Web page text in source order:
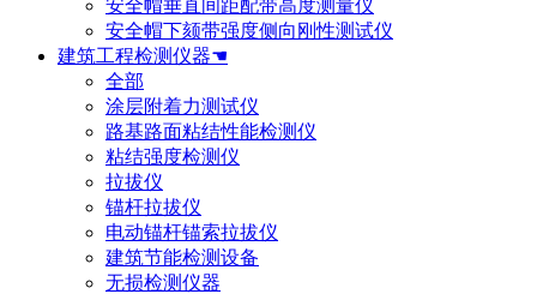
安全帽垂直间距配带高度测量仪
安全帽下颏带强度侧向刚性测试仪
建筑工程检测仪器☚
全部
涂层附着力测试仪
路基路面粘结性能检测仪
粘结强度检测仪
拉拔仪
锚杆拉拔仪
电动锚杆锚索拉拔仪
建筑节能检测设备
无损检测仪器